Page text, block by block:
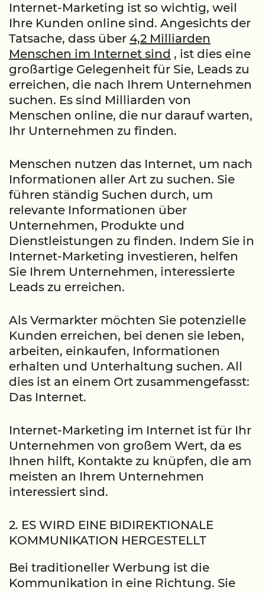
Internet-Marketing ist so wichtig, weil
Ihre Kunden online sind. Angesichts der
Tatsache, dass über 4,2 Milliarden
Menschen im Internet sind , ist dies eine
großartige Gelegenheit für Sie, Leads zu
erreichen, die nach Ihrem Unternehmen
suchen. Es sind Milliarden von
Menschen online, die nur darauf warten,
Ihr Unternehmen zu finden.
Menschen nutzen das Internet, um nach
Informationen aller Art zu suchen. Sie
führen ständig Suchen durch, um
relevante Informationen über
Unternehmen, Produkte und
Dienstleistungen zu finden. Indem Sie in
Internet-Marketing investieren, helfen
Sie Ihrem Unternehmen, interessierte
Leads zu erreichen.
Als Vermarkter möchten Sie potenzielle
Kunden erreichen, bei denen sie leben,
arbeiten, einkaufen, Informationen
erhalten und Unterhaltung suchen. All
dies ist an einem Ort zusammengefasst:
Das Internet.
Internet-Marketing im Internet ist für Ihr
Unternehmen von großem Wert, da es
Ihnen hilft, Kontakte zu knüpfen, die am
meisten an Ihrem Unternehmen
interessiert sind.
2. ES WIRD EINE BIDIREKTIONALE
KOMMUNIKATION HERGESTELLT
Bei traditioneller Werbung ist die
Kommunikation in eine Richtung. Sie